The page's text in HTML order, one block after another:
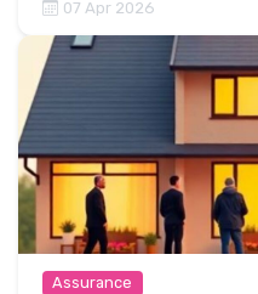
07 Apr 2026
Assurance